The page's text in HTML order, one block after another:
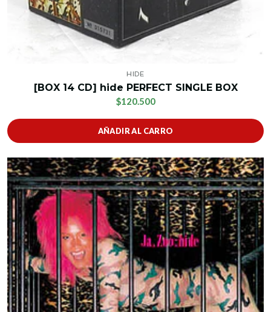
HIDE
[BOX 14 CD] hide PERFECT SINGLE BOX
$120.500
AÑADIR AL CARRO